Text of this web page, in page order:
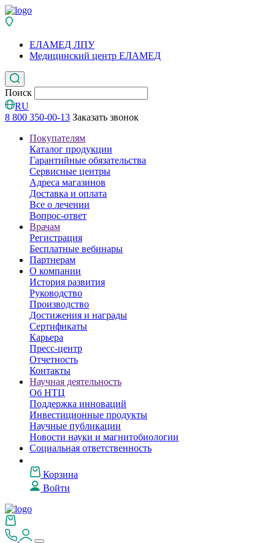
ЕЛАМЕД ЛПУ
Медицинский центр ЕЛАМЕД
Поиск
RU
8 800 350-00-13 Заказать звонок
Покупателям
Каталог продукции
Гарантийные обязательства
Сервисные центры
Адреса магазинов
Доставка и оплата
Все о лечении
Вопрос-ответ
Врачам
Регистрация
Бесплатные вебинары
Партнерам
О компании
История развития
Руководство
Производство
Достижения и награды
Сертификаты
Карьера
Пресс-центр
Отчетность
Контакты
Научная деятельность
Об НТЦ
Поддержка инноваций
Инвестиционные продукты
Научные публикации
Новости науки и магнитобиологии
Социальная ответственность
Корзина
Войти